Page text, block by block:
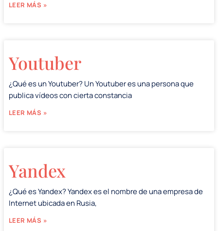
LEER MÁS »
Youtuber
¿Qué es un Youtuber? Un Youtuber es una persona que
publica vídeos con cierta constancia
LEER MÁS »
Yandex
¿Qué es Yandex? Yandex es el nombre de una empresa de
Internet ubicada en Rusia,
LEER MÁS »